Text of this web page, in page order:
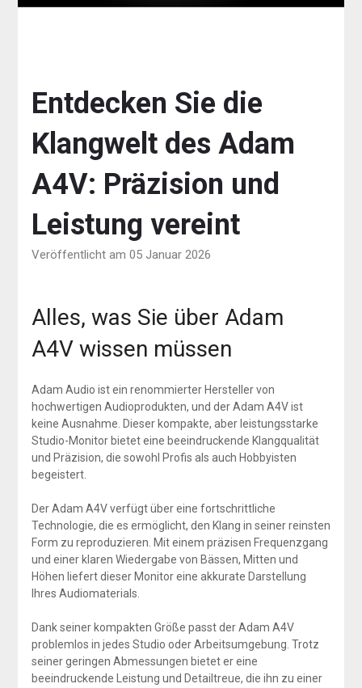
Entdecken Sie die
Klangwelt des Adam
A4V: Präzision und
Leistung vereint
Veröffentlicht am 05 Januar 2026
Alles, was Sie über Adam
A4V wissen müssen
Adam Audio ist ein renommierter Hersteller von
hochwertigen Audioprodukten, und der Adam A4V ist
keine Ausnahme. Dieser kompakte, aber leistungsstarke
Studio-Monitor bietet eine beeindruckende Klangqualität
und Präzision, die sowohl Profis als auch Hobbyisten
begeistert.
Der Adam A4V verfügt über eine fortschrittliche
Technologie, die es ermöglicht, den Klang in seiner reinsten
Form zu reproduzieren. Mit einem präzisen Frequenzgang
und einer klaren Wiedergabe von Bässen, Mitten und
Höhen liefert dieser Monitor eine akkurate Darstellung
Ihres Audiomaterials.
Dank seiner kompakten Größe passt der Adam A4V
problemlos in jedes Studio oder Arbeitsumgebung. Trotz
seiner geringen Abmessungen bietet er eine
beeindruckende Leistung und Detailtreue, die ihn zu einer